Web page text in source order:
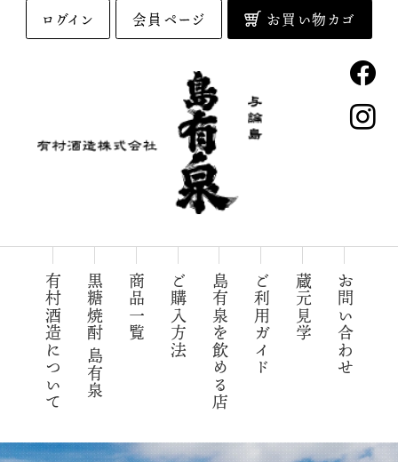
与論島の黒糖焼酎「島有泉」
有村酒造
有村酒造について 黒糖焼酎 島有泉 商品一覧 ご購入方法 島有泉を飲める店 ご利用ガイド 蔵元見学 お問い合わせ
ログイン 会員ページ お買い物カゴ